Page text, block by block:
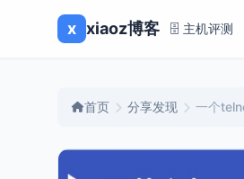
x xiaoz博客 🗄️ 主机评测
首页 分享发现 一个